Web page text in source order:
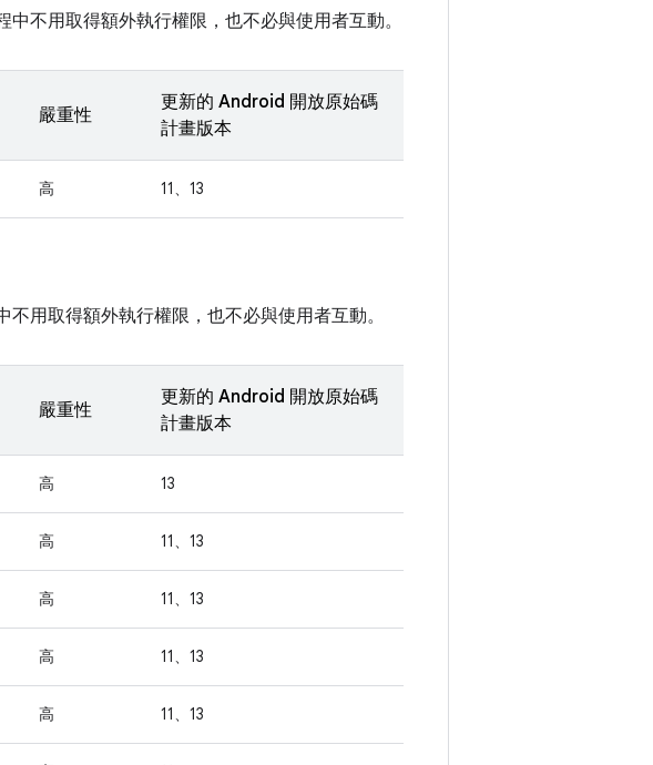
不用取得額外執行權限，也不必與使用者互動。
嚴重性
更新的 Android 開放原始碼
計畫版本
高 11、13
用取得額外執行權限，也不必與使用者互動。
嚴重性
更新的 Android 開放原始碼
計畫版本
高 13
高 11、13
高 11、13
高 11、13
高 11、13